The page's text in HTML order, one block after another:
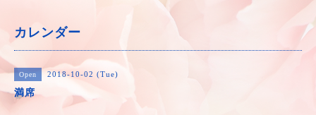
カレンダー
Open 2018-10-02 (Tue)
満席